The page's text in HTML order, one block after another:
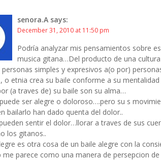
senora.A says:
December 31, 2010 at 11:50 pm
Podría analyzar mis pensamientos sobre
musica gitana…Del producto de una
simples y expresivos a(o por)
o etnia crea su baile conforme a su
(a traves de) su baile son su alma…
ser alegre o doloroso….pero su s
bailarlo han dado quenta del dolor..
sentir el dolor…llorar a traves de sus
los gitanos..
es otra cosa de un baile alegre con la
parece como una manera de persepcion de